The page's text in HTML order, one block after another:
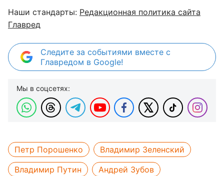
Наши стандарты: Редакционная политика сайта
Главред
Следите за событиями вместе с
Главредом в Google!
Мы в соцсетях:
Петр Порошенко
Владимир Зеленский
Владимир Путин
Андрей Зубов